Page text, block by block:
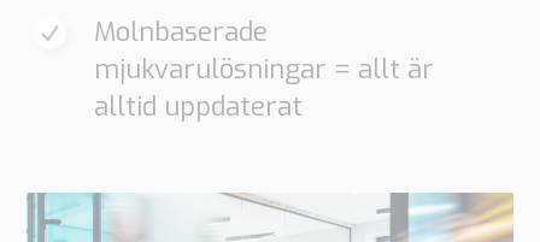
Molnbaserade
mjukvarulösningar = allt är
alltid uppdaterat